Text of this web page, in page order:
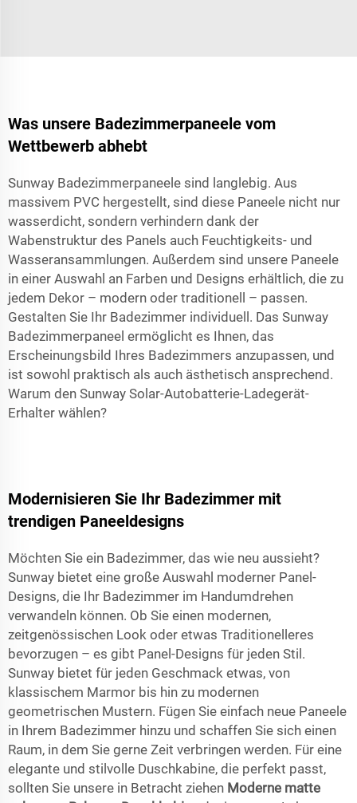
Was unsere Badezimmerpaneele vom
Wettbewerb abhebt
Sunway Badezimmerpaneele sind langlebig. Aus
massivem PVC hergestellt, sind diese Paneele nicht nur
wasserdicht, sondern verhindern dank der
Wabenstruktur des Panels auch Feuchtigkeits- und
Wasseransammlungen. Außerdem sind unsere Paneele
in einer Auswahl an Farben und Designs erhältlich, die zu
jedem Dekor – modern oder traditionell – passen.
Gestalten Sie Ihr Badezimmer individuell. Das Sunway
Badezimmerpaneel ermöglicht es Ihnen, das
Erscheinungsbild Ihres Badezimmers anzupassen, und
ist sowohl praktisch als auch ästhetisch ansprechend.
Warum den Sunway Solar-Autobatterie-Ladegerät-
Erhalter wählen?
Modernisieren Sie Ihr Badezimmer mit
trendigen Paneeldesigns
Möchten Sie ein Badezimmer, das wie neu aussieht?
Sunway bietet eine große Auswahl moderner Panel-
Designs, die Ihr Badezimmer im Handumdrehen
verwandeln können. Ob Sie einen modernen,
zeitgenössischen Look oder etwas Traditionelleres
bevorzugen – es gibt Panel-Designs für jeden Stil.
Sunway bietet für jeden Geschmack etwas, von
klassischem Marmor bis hin zu modernen
geometrischen Mustern. Fügen Sie einfach neue Paneele
in Ihrem Badezimmer hinzu und schaffen Sie sich einen
Raum, in dem Sie gerne Zeit verbringen werden. Für eine
elegante und stilvolle Duschkabine, die perfekt passt,
sollten Sie unsere in Betracht ziehen Moderne matte